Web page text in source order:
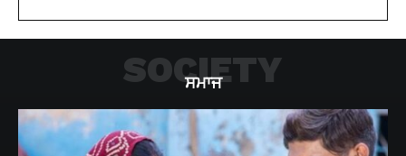
ਸਮਾਜ
SOCIETY